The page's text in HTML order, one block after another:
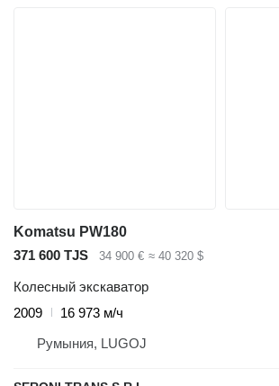
Komatsu PW180
371 600 TJS
34 900 € ≈ 40 320 $
Колесный экскаватор
2009
16 973 м/ч
Румыния, LUGOJ